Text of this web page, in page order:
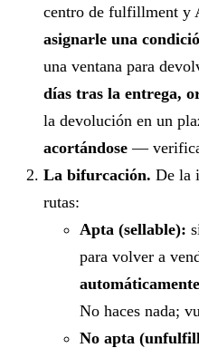
centro de fulfillment y
asignarle una
una ventana para
días tras la entrega,
la devolución en un
acortándose —
La bifurcación. De la
rutas:
Apta (sellable):
para volver a
No haces nada;
No apta